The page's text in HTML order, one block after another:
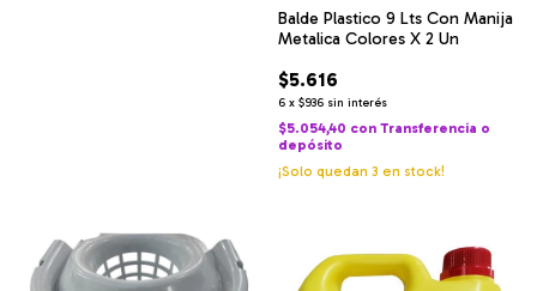
Balde Plastico 9 Lts Con Manija
Metalica Colores X 2 Un
$5.616
6 x $936 sin interés
$5.054,40 con Transferencia o
depósito
¡Solo quedan 3 en stock!